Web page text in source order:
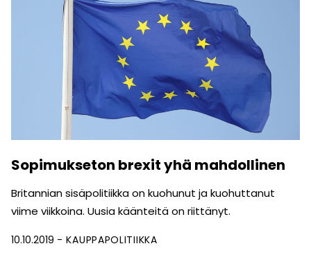
Sopimukseton brexit yhä mahdollinen
Britannian sisäpolitiikka on kuohunut ja kuohuttanut
viime viikkoina. Uusia käänteitä on riittänyt.
10.10.2019 KAUPPAPOLITIIKKA